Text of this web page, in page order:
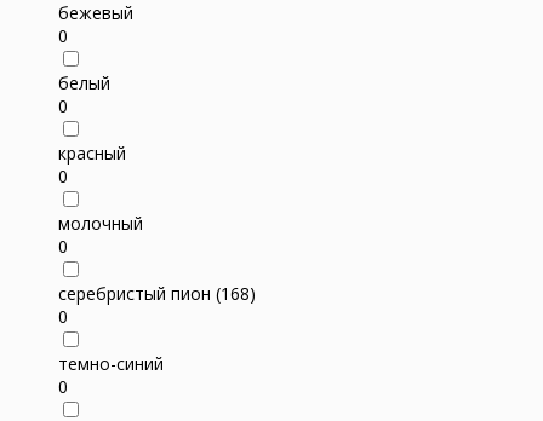
бежевый
0
белый
0
красный
0
молочный
0
серебристый пион (168)
0
темно-синий
0